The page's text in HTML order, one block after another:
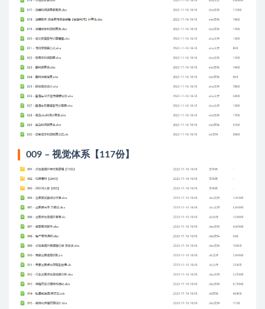
009 – 视觉体系【117份】